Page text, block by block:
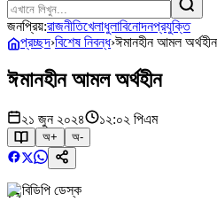
জনপ্রিয়:রাজনীতিখেলাধুলাবিনোদনপ্রযুক্তি
প্রচ্ছদ›বিশেষ নিবন্ধ›ঈমানহীন আমল অর্থহীন
ঈমানহীন আমল অর্থহীন
২১ জুন ২০২৪ ১২:০২ পিএম
অ+ অ-
বিডিপি ডেস্ক